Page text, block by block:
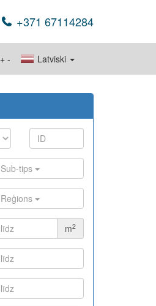
+371 67114284
Latviski
+ -
Sub-tips
Reģions
m2